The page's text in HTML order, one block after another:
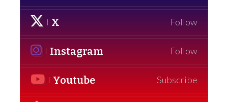
X Follow
Instagram Follow
Youtube Subscribe